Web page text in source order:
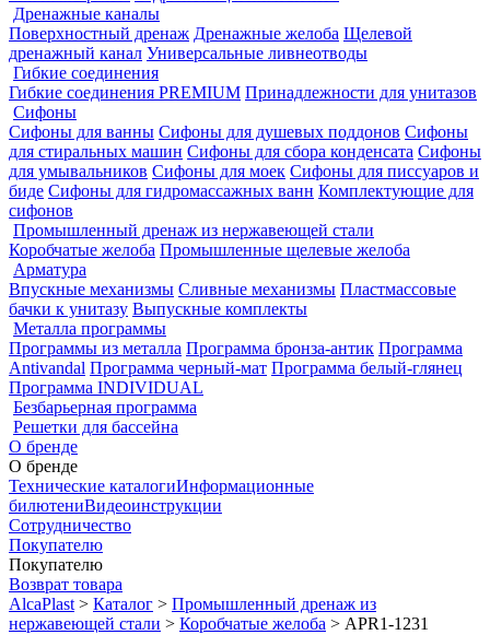
Дренажные каналы
Поверхностный дренаж Дренажные желоба Щелевой
дренажный канал Универсальные ливнеотводы
Гибкие соединения
Гибкие соединения PREMIUM Принадлежности для унитазов
Сифоны
Сифоны для ванны Сифоны для душевых поддонов Сифоны
для стиральных машин Сифоны для сбора конденсата Сифоны
для умывальников Сифоны для моек Сифоны для писсуаров и
биде Сифоны для гидромассажных ванн Комплектующие для
сифонов
Промышленный дренаж из нержавеющей стали
Коробчатые желоба Промышленные щелевые желоба
Арматура
Впускные механизмы Сливные механизмы Пластмассовые
бачки к унитазу Выпускные комплекты
Металла программы
Программы из металла Программа бронза-антик Программа
Antivandal Программа черный-мат Программа белый-глянец
Программа INDIVIDUAL
Безбарьерная программа
Решетки для бассейна
О бренде
О бренде
Технические каталогиИнформационные
билютениВидеоинструкции
Сотрудничество
Покупателю
Покупателю
Возврат товара
AlcaPlast > Каталог > Промышленный дренаж из
нержавеющей стали > Коробчатые желоба > APR1-1231